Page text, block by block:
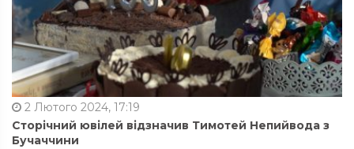
2 Лютого 2024, 17:19
Сторічний ювілей відзначив Тимотей Непийвода з
Бучаччини